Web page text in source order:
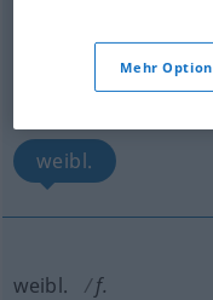
Übersicht aller
weibl.
weibl. f.
Mehr